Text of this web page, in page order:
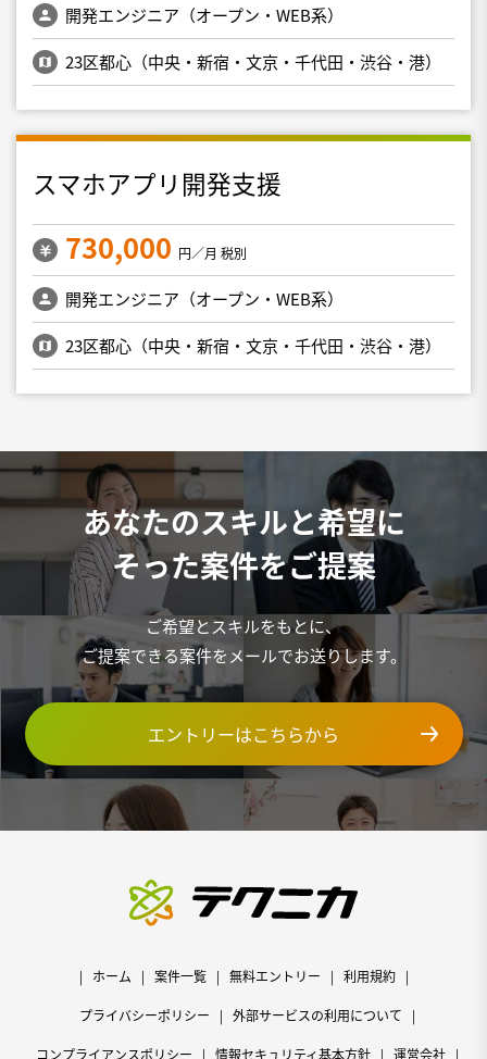
開発エンジニア（オープン・WEB系）
23区都心（中央・新宿・文京・千代田・渋谷・港）
スマホアプリ開発支援
730,000 円／月 税別
開発エンジニア（オープン・WEB系）
23区都心（中央・新宿・文京・千代田・渋谷・港）
あなたのスキルと希望に
そった案件をご提案
ご希望とスキルをもとに、
ご提案できる案件をメールでお送りします。
エントリーはこちらから
ホーム 案件一覧 無料エントリー 利用規約
プライバシーポリシー 外部サービスの利用について
コンプライアンスポリシー 情報セキュリティ基本方針 運営会社